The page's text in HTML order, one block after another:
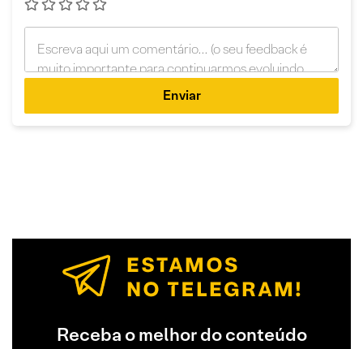
Enviar
Receba o melhor do conteúdo